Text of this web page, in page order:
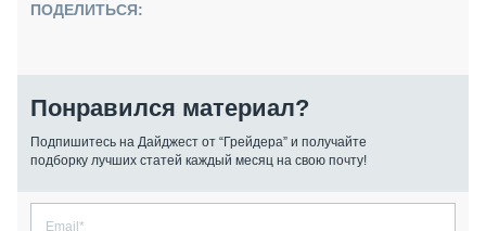
ПОДЕЛИТЬСЯ:
Понравился материал?
Подпишитесь на Дайджест от “Грейдера” и получайте
подборку лучших статей каждый месяц на свою почту!